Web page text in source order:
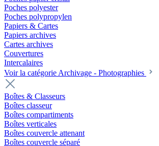
Poches polyester
Poches polypropylen
Papiers & Cartes
Papiers archives
Cartes archives
Couvertures
Intercalaires
Voir la catégorie Archivage - Photographies
Boîtes & Classeurs
Boîtes classeur
Boîtes compartiments
Boîtes verticales
Boîtes couvercle attenant
Boîtes couvercle séparé